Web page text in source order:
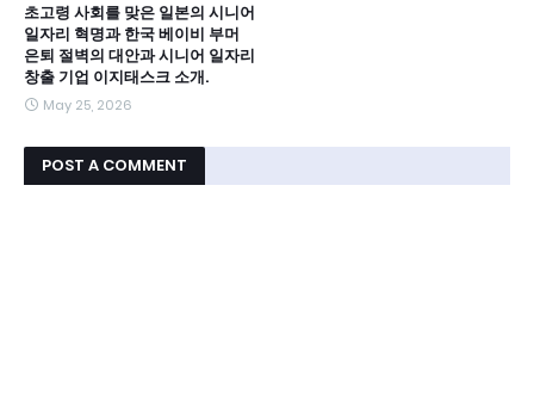
초고령 사회를 맞은 일본의 시니어
일자리 혁명과 한국 베이비 부머
은퇴 절벽의 대안과 시니어 일자리
창출 기업 이지태스크 소개.
May 25, 2026
POST A COMMENT